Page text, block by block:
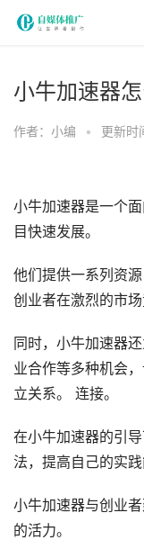
小牛加速器
作者：小编 • 更新
小牛加速器是一个
目快速发展。
他们提供一系列资
创业者在激烈的市场
同时，小牛加速器
业合作等多种机会
立关系。 连接。
在小牛加速器的引
法，提高自己的实践
小牛加速器与创业
的活力。